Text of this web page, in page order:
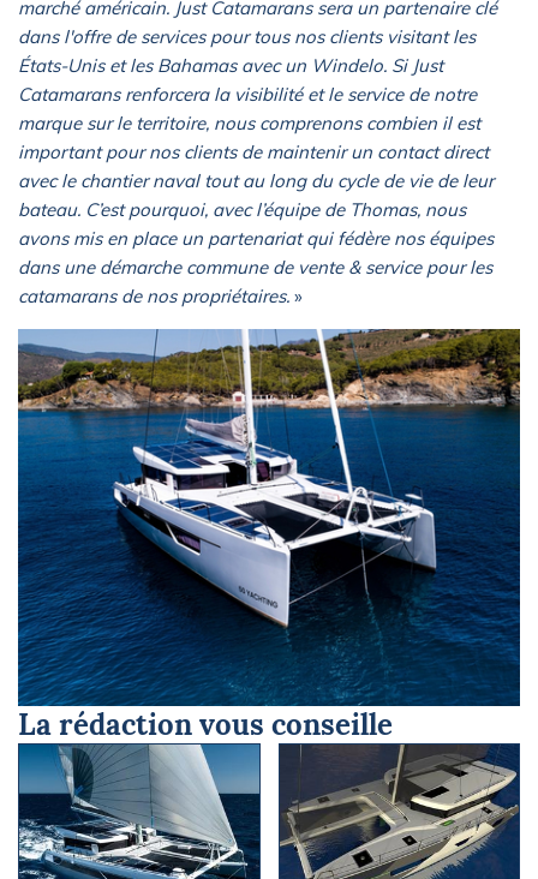
marché américain. Just Catamarans sera un partenaire clé
dans l'offre de services pour tous nos clients visitant les
États-Unis et les Bahamas avec un Windelo. Si Just
Catamarans renforcera la visibilité et le service de notre
marque sur le territoire, nous comprenons combien il est
important pour nos clients de maintenir un contact direct
avec le chantier naval tout au long du cycle de vie de leur
bateau. C’est pourquoi, avec l’équipe de Thomas, nous
avons mis en place un partenariat qui fédère nos équipes
dans une démarche commune de vente & service pour les
catamarans de nos propriétaires. »
La rédaction vous conseille